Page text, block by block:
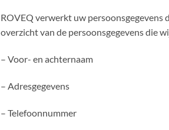
ROVEQ verwerkt uw persoonsgegevens
overzicht van de persoonsgegevens die
– Voor- en achternaam
– Adresgegevens
– Telefoonnummer